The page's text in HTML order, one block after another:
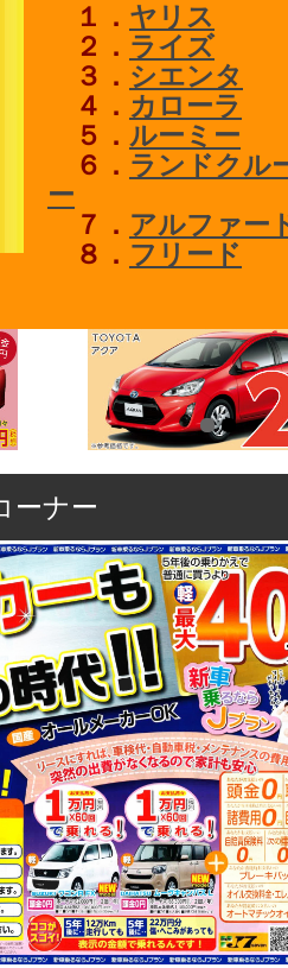
１． ヤリス
２． ライズ
３． シエンタ
４． カローラ
５． ルーミー
６． ランドクル
ー
７． アルファー
８． フリード
ーナー